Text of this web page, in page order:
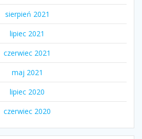
sierpień 2021
lipiec 2021
czerwiec 2021
maj 2021
lipiec 2020
czerwiec 2020